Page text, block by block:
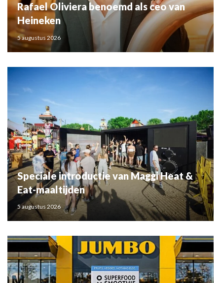
Rafael Oliviera benoemd als ceo van
Heineken
5 augustus 2026
Speciale introductie van Maggi Heat &
Eat-maaltijden
5 augustus 2026